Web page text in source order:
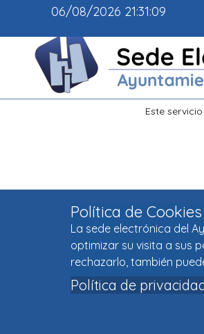
06/08/202621:31:10
Política de Cookies
La sede electrónica del
optimizar su visita a sus
rechazarlo, también
Política de